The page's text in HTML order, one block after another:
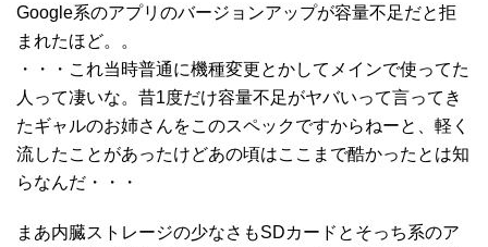
Google系のアプリのバージョンアップが容量不足だと拒
まれたほど。。
・・・これ当時普通に機種変更とかしてメインで使ってた
人って凄いな。昔1度だけ容量不足がヤバいって言ってき
たギャルのお姉さんをこのスペックですからねーと、軽く
流したことがあったけどあの頃はここまで酷かったとは知
らなんだ・・・
まあ内臓ストレージの少なさもSDカードとそっち系のア